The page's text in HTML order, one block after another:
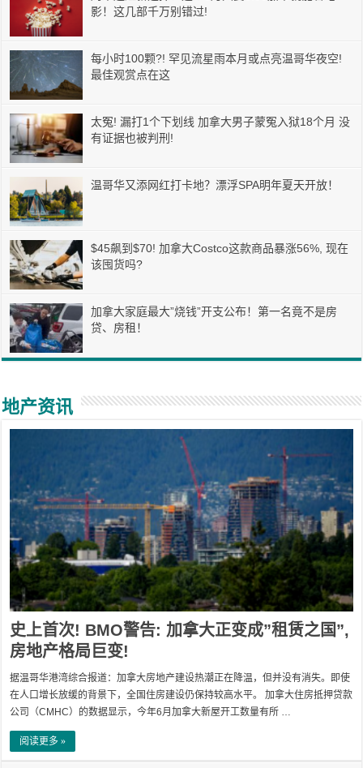
影！这几部千万别错过!
每小时100颗?! 罕见流星雨本月或点亮温哥华夜空!
最佳观赏点在这
太冤! 漏打1个下划线 加拿大男子蒙冤入狱18个月 没
有证据也被判刑!
温哥华又添网红打卡地？漂浮SPA明年夏天开放！
$45飙到$70! 加拿大Costco这款商品暴涨56%, 现在
该囤货吗?
加拿大家庭最大”烧钱”开支公布！第一名竟不是房
贷、房租！
地产资讯
史上首次! BMO警告: 加拿大正变成”租赁之国”,
房地产格局巨变!
据温哥华港湾综合报道：加拿大房地产建设热潮正在降温，但并没有消失。即使
在人口增长放缓的背景下，全国住房建设仍保持较高水平。 加拿大住房抵押贷款
公司（CMHC）的数据显示，今年6月加拿大新屋开工数量有所 …
阅读更多 »